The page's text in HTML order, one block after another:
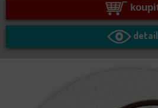
detail